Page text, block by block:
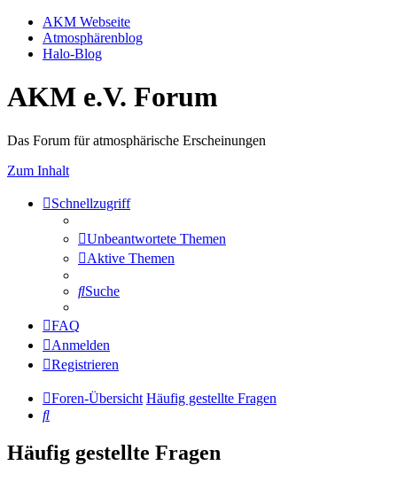
AKM Webseite
Atmosphärenblog
Halo-Blog
AKM e.V. Forum
Das Forum für atmosphärische Erscheinungen
Zum Inhalt
Schnellzugriff
Unbeantwortete Themen
Aktive Themen
Suche
FAQ
Anmelden
Registrieren
Foren-Übersicht Häufig gestellte Fragen
Suche
Häufig gestellte Fragen